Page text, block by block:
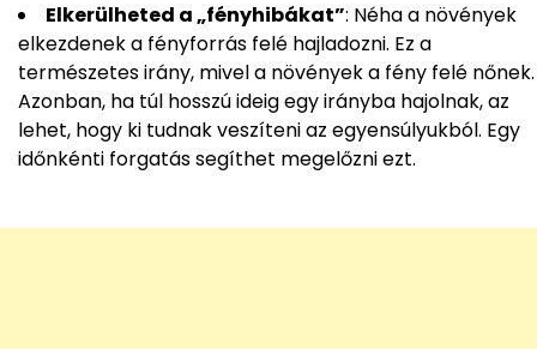
Elkerülheted a „fényhibákat”: Néha a növények
elkezdenek a fényforrás felé hajladozni. Ez a
természetes irány, mivel a növények a fény felé nőnek.
Azonban, ha túl hosszú ideig egy irányba hajolnak, az
lehet, hogy ki tudnak veszíteni az egyensúlyukból. Egy
időnkénti forgatás segíthet megelőzni ezt.